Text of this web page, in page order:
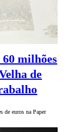
milhões
de
de euros na Paper